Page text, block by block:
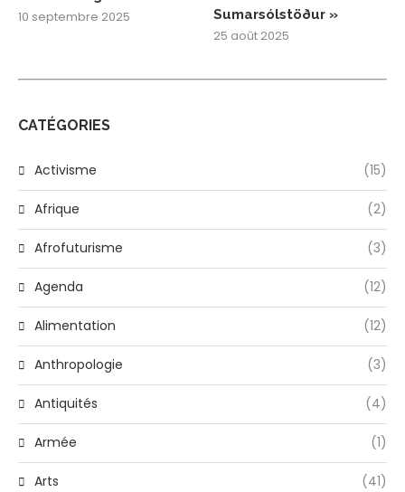
10 septembre 2025
Sumarsólstöður »
25 août 2025
CATÉGORIES
Activisme (15)
Afrique (2)
Afrofuturisme (3)
Agenda (12)
Alimentation (12)
Anthropologie (3)
Antiquités (4)
Armée (1)
Arts (41)